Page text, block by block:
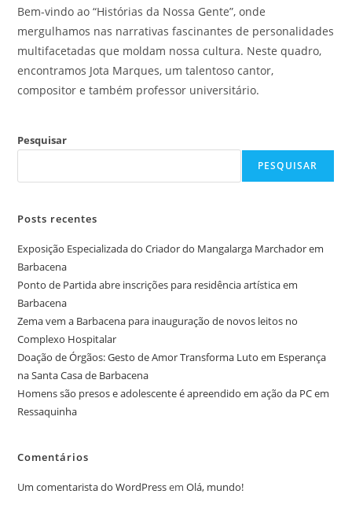
Bem-vindo ao “Histórias da Nossa Gente”, onde
mergulhamos nas narrativas fascinantes de personalidades
multifacetadas que moldam nossa cultura. Neste quadro,
encontramos Jota Marques, um talentoso cantor,
compositor e também professor universitário.
Pesquisar
PESQUISAR
Posts recentes
Exposição Especializada do Criador do Mangalarga Marchador em
Barbacena
Ponto de Partida abre inscrições para residência artística em
Barbacena
Zema vem a Barbacena para inauguração de novos leitos no
Complexo Hospitalar
Doação de Órgãos: Gesto de Amor Transforma Luto em Esperança
na Santa Casa de Barbacena
Homens são presos e adolescente é apreendido em ação da PC em
Ressaquinha
Comentários
Um comentarista do WordPressemOlá, mundo!